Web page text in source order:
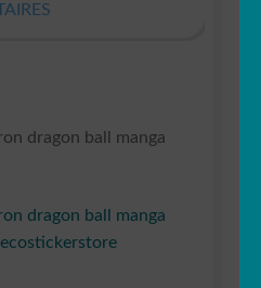
dragon ball manga
dragon ball manga